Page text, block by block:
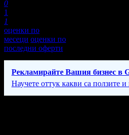
0
1
1
оценки по
месеци оценки по
последни оферти
Рекламирайте Вашия бизнес в
Научете оттук какви са ползите